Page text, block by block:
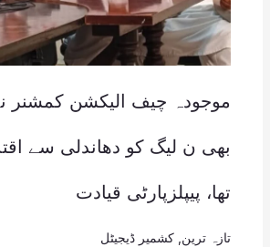
بھی ن لیگ کو دھاندلی سے
تھا، پیپلزپارٹی قیادت
تازہ ترین کشمیر ڈیجیٹل